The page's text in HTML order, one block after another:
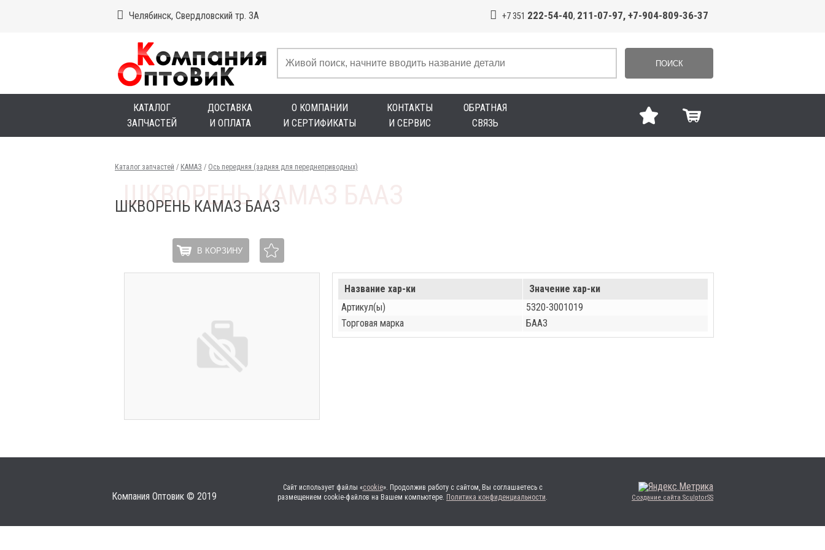
Челябинск, Свердловский тр. 3А +7 351 222-54-40, 211-07-97, +7-904-809-36-37
ПОИСК
КАТАЛОГ
ЗАПЧАСТЕЙ
ДОСТАВКА
И ОПЛАТА
О КОМПАНИИ
И СЕРТИФИКАТЫ
КОНТАКТЫ
И СЕРВИС
ОБРАТНАЯ
СВЯЗЬ
Каталог запчастей / КАМАЗ / Ось передняя (задняя для переднеприводных)
ШКВОРЕНЬ КАМАЗ БААЗ
В КОРЗИНУ
Название хар-ки
Значение хар-ки
Артикул(ы)
5320-3001019
Торговая марка
БААЗ
Компания Оптовик © 2019
Сайт использует файлы «cookie». Продолжив работу с сайтом, Вы соглашаетесь с
размещением cookie-файлов на Вашем компьютере. Политика конфиденциальности. Создание сайта SculptorSS